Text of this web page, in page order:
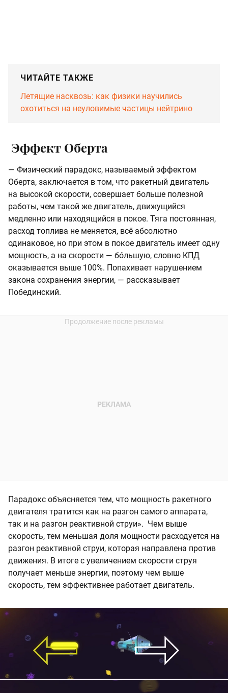
ЧИТАЙТЕ ТАКЖЕ
Летящие насквозь: как физики научились
охотиться на неуловимые частицы нейтрино
Эффект Оберта
— Физический парадокс, называемый эффектом
Оберта, заключается в том, что ракетный двигатель
на высокой скорости, совершает больше полезной
работы, чем такой же двигатель, движущийся
медленно или находящийся в покое. Тяга постоянная,
расход топлива не меняется, всё абсолютно
одинаковое, но при этом в покое двигатель имеет одну
мощность, а на скорости — бóльшую, словно КПД
оказывается выше 100%. Попахивает нарушением
закона сохранения энергии, — рассказывает
Побединский.
Парадокс объясняется тем, что мощность ракетного
двигателя тратится как на разгон самого аппарата,
так и на разгон реактивной струи». Чем выше
скорость, тем меньшая доля мощности расходуется на
разгон реактивной струи, которая направлена против
движения. В итоге с увеличением скорости струя
получает меньше энергии, поэтому чем выше
скорость, тем эффективнее работает двигатель.